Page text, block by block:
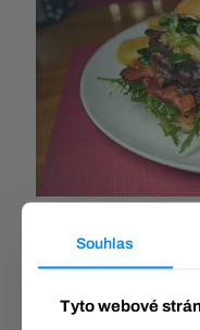
Souhlas
Tyto webové